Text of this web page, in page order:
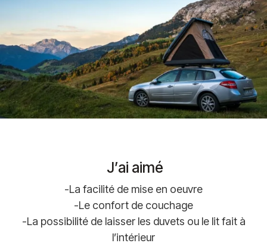
J’ai aimé
-La facilité de mise en oeuvre
-Le confort de couchage
-La possibilité de laisser les duvets ou le lit fait à
l’intérieur